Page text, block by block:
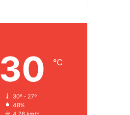
30 ℃
30º - 27º
48%